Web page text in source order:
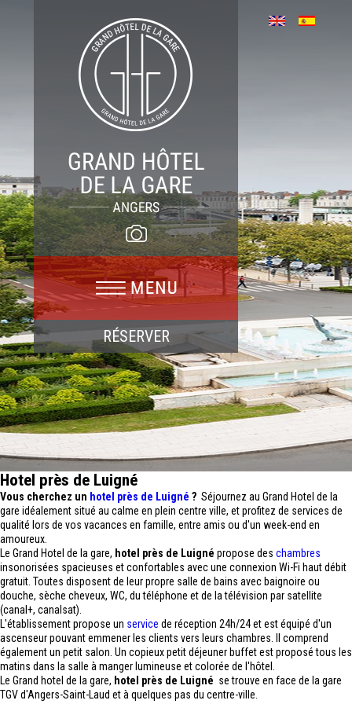
RÉSERVER
Hotel près de Luigné
Vous cherchez un hotel près de Luigné ? Séjournez au Grand Hotel de la
gare idéalement situé au calme en plein centre ville, et profitez de services de
qualité lors de vos vacances en famille, entre amis ou d'un week-end en
amoureux.
Le Grand Hotel de la gare, hotel près de Luigné propose des chambres
insonorisées spacieuses et confortables avec une connexion Wi-Fi haut débit
gratuit. Toutes disposent de leur propre salle de bains avec baignoire ou
douche, sèche cheveux, WC, du téléphone et de la télévision par satellite
(canal+, canalsat).
L'établissement propose un service de réception 24h/24 et est équipé d'un
ascenseur pouvant emmener les clients vers leurs chambres. Il comprend
également un petit salon. Un copieux petit déjeuner buffet est proposé tous les
matins dans la salle à manger lumineuse et colorée de l'hôtel.
Le Grand hotel de la gare, hotel près de Luigné se trouve en face de la gare
TGV d'Angers-Saint-Laud et à quelques pas du centre-ville.